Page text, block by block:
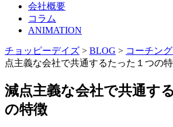
会社概要
コラム
ANIMATION
チョッピーデイズ > BLOG > コーチン
点主義な会社で共通するたった１つの
減点主義な会社で共通す
の特徴